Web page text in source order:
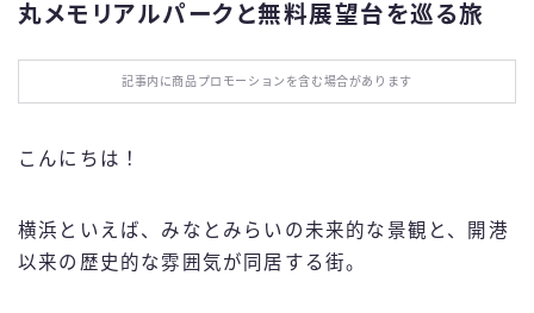
お役立ち情報
ふるさと納税
丸メモリアルパークと無料展望台を巡る旅
記事内に商品プロモーションを含む場合があります
こんにちは！
横浜といえば、みなとみらいの未来的な景観と、開港
以来の歴史的な雰囲気が同居する街。